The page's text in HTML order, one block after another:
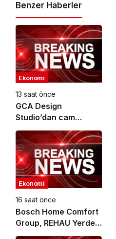
Benzer Haberler
Ekonomi
13 saat önce
GCA Design
Studio’dan cam
ambalaj tasarımında
bütüncül yaklaşım
Ekonomi
16 saat önce
Bosch Home Comfort
Group, REHAU Yerden
Isıtma Sistemleri’nin